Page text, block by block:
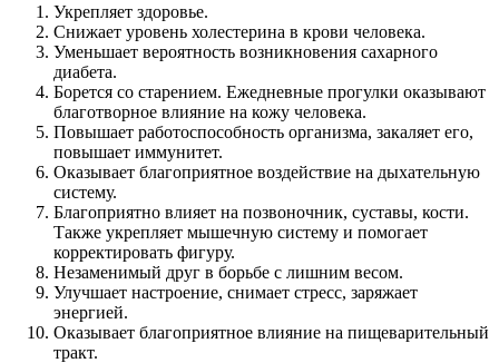
Укрепляет здоровье.
Снижает уровень холестерина в крови человека.
Уменьшает вероятность возникновения сахарного
диабета.
Борется со старением. Ежедневные прогулки оказывают
благотворное влияние на кожу человека.
Повышает работоспособность организма, закаляет его,
повышает иммунитет.
Оказывает благоприятное воздействие на дыхательную
систему.
Благоприятно влияет на позвоночник, суставы, кости.
Также укрепляет мышечную систему и помогает
корректировать фигуру.
Незаменимый друг в борьбе с лишним весом.
Улучшает настроение, снимает стресс, заряжает
энергией.
Оказывает благоприятное влияние на пищеварительный
тракт.